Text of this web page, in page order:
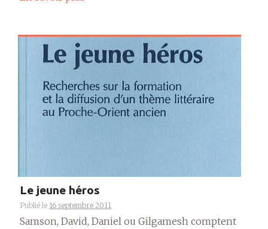
Le jeune héros
Publié le 16 septembre 2011
Samson, David, Daniel ou Gilgamesh comptent